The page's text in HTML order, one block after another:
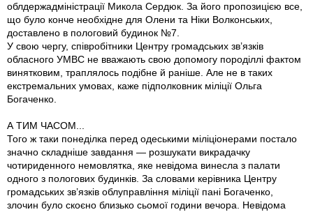
облдержадміністрації Микола Сердюк. За його пропозицією все,
що було конче необхідне для Олени та Ніки Волконських,
доставлено в пологовий будинок №7.
У свою чергу, співробітники Центру громадських зв’язків
обласного УМВС не вважають свою допомогу породіллі фактом
винятковим, траплялось подібне й раніше. Але не в таких
екстремальних умовах, каже підполковник міліції Ольга
Богаченко.
А ТИМ ЧАСОМ...
Того ж таки понеділка перед одеськими міліціонерами постало
значно складніше завдання — розшукати викрадачку
чотириденного немовлятка, яке невідома винесла з палати
одного з пологових будинків. За словами керівника Центру
громадських зв’язків облуправління міліції пані Богаченко,
злочин було скоєно близько сьомої години вечора. Невідома